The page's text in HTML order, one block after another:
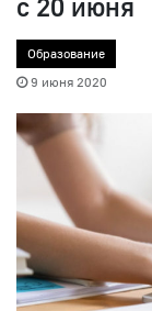
Образование
9 июня 2020